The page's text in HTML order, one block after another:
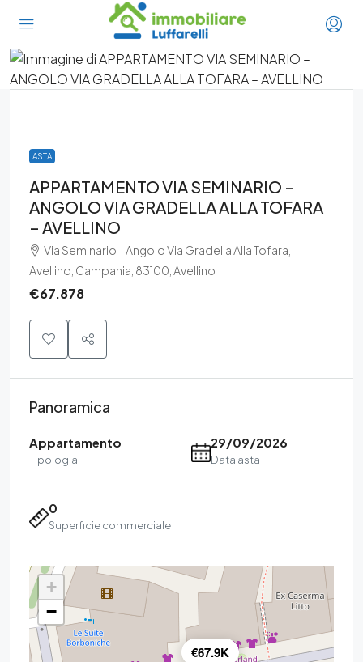
ASTA
APPARTAMENTO VIA SEMINARIO –
ANGOLO VIA GRADELLA ALLA TOFARA
– AVELLINO
Via Seminario - Angolo Via Gradella Alla Tofara,
Avellino, Campania, 83100, Avellino
€67.878
Panoramica
Appartamento
Tipologia
29/09/2026
Data asta
0
Superficie commerciale
€67.9K
+
−